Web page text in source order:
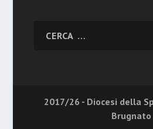
2017/26 - Diocesi della
Brugnato